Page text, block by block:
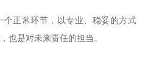
正常环节，以专业、稳妥的方式
也是对未来责任的担当。